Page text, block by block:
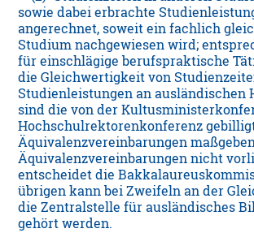
sowie dabei erbrachte
angerechnet, soweit ein fachlich
Studium nachgewiesen wird;
für einschlägige berufspraktische
die Gleichwertigkeit von
Studienleistungen an ausländischen
sind die von der
Hochschulrektorenkonferenz
Äquivalenzvereinbarungen
Äquivalenzvereinbarungen nicht
entscheidet die
übrigen kann bei Zweifeln an der
die Zentralstelle für ausländisches
gehört werden.